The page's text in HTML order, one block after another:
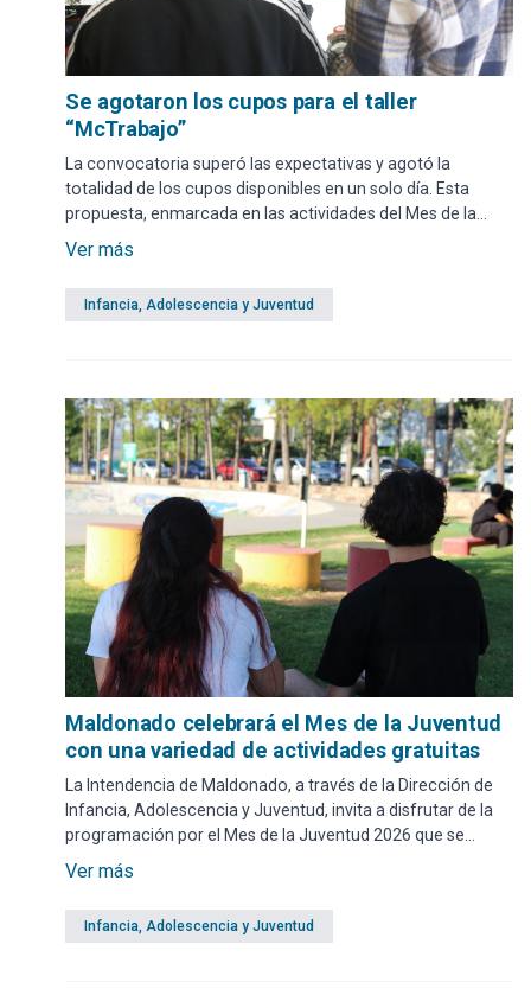
Se agotaron los cupos para el taller
“McTrabajo”
La convocatoria superó las expectativas y agotó la
totalidad de los cupos disponibles en un solo día. Esta
propuesta, enmarcada en las actividades del Mes de la
Juventud, está dirigida a jóvenes de entre 16 y 29 años y
inserción en el mercado laboral.
Ver más
Infancia, Adolescencia y Juventud
Maldonado celebrará el Mes de la Juventud
con una variedad de actividades gratuitas
La Intendencia de Maldonado, a través de la Dirección de
Infancia, Adolescencia y Juventud, invita a disfrutar de la
programación por el Mes de la Juventud 2026 que se
desarrollará desde el 5 de agosto hasta el 12 de setiembre.
Ver más
Infancia, Adolescencia y Juventud